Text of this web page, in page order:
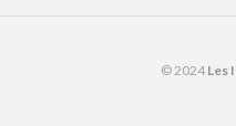
© 2024 Les